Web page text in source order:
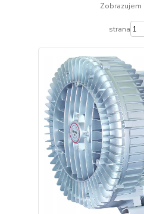
Zobrazujem
strana